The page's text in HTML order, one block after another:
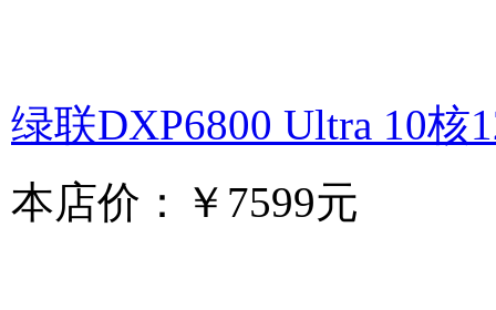
绿联DXP6800 Ultra 10核
本店价：
￥7599元